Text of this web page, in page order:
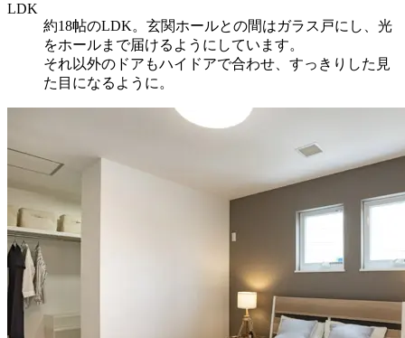
LDK
約18帖のLDK。玄関ホールとの間はガラス戸にし、光
をホールまで届けるようにしています。
それ以外のドアもハイドアで合わせ、すっきりした見
た目になるように。